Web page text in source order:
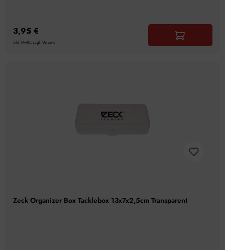
3,95 €
inkl. MwSt., zzgl. Versand
Zeck Organizer Box Tacklebox 13x7x2,5cm Transparent